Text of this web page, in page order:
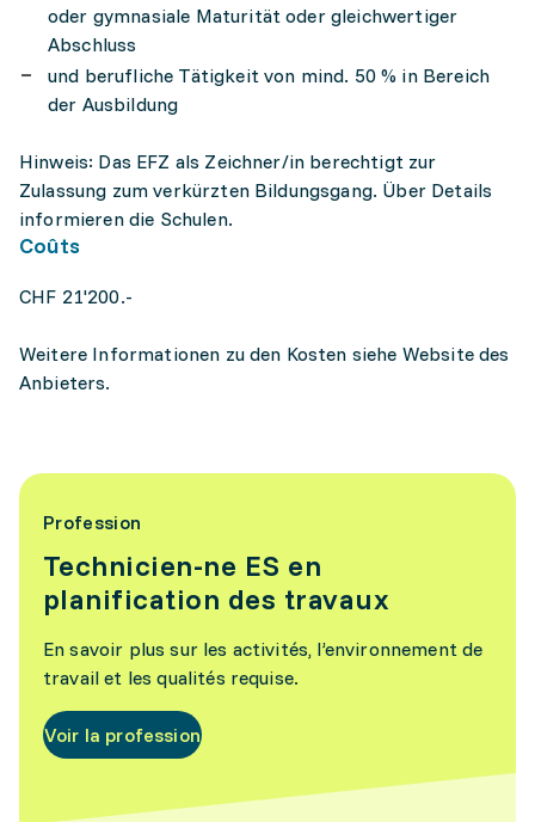
oder gymnasiale Maturität oder gleichwertiger
Abschluss
und berufliche Tätigkeit von mind. 50 % in Bereich
der Ausbildung
Hinweis: Das EFZ als Zeichner/in berechtigt zur
Zulassung zum verkürzten Bildungsgang. Über Details
informieren die Schulen.
Coûts
CHF 21'200.-
Weitere Informationen zu den Kosten siehe Website des
Anbieters.
Profession
Technicien-ne ES en
planification des travaux
En savoir plus sur les activités, l’environnement de
travail et les qualités requise.
Voir la profession